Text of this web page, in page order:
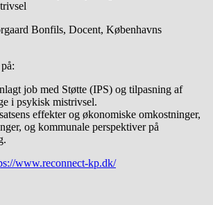
Bonfils, Docent, Københavns
job med Støtte (IPS) og tilpasning af
i psykisk mistrivsel.
effekter og økonomiske omkostninger,
og kommunale perspektiver på
www.reconnect-kp.dk/